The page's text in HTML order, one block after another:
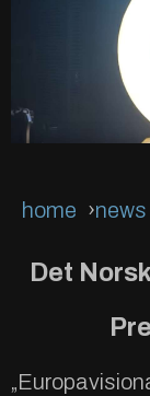
home news
Det